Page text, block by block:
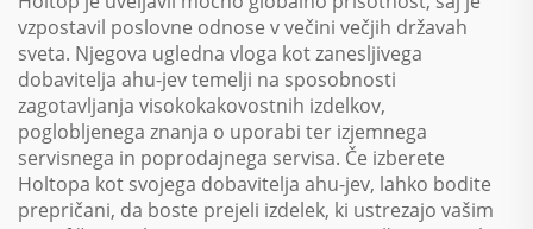
vzpostavil poslovne odnose v večini večjih državah
sveta. Njegova ugledna vloga kot zanesljivega
dobavitelja ahu-jev temelji na sposobnosti
zagotavljanja visokokakovostnih izdelkov,
poglobljenega znanja o uporabi ter izjemnega
servisnega in poprodajnega servisa. Če izberete
Holtopa kot svojega dobavitelja ahu-jev, lahko bodite
prepričani, da boste prejeli izdelek, ki ustrezajo vašim